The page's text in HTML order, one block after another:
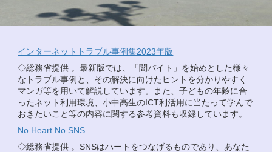
インターネットトラブル事例集2023年版
◇総務省提供 。最新版では、「闇バイト」を始めとした様々
なトラブル事例と、その解決に向けたヒントを分かりやすく
マンガ等を用いて解説しています。また、子どもの年齢に合
ったネット利用環境、小中高生のICT利活用に当たって学んで
おきたいこと等の内容に関する参考資料も収録しています。
No Heart No SNS
◇総務省提供 。SNSはハートをつなげるものであり、あなた